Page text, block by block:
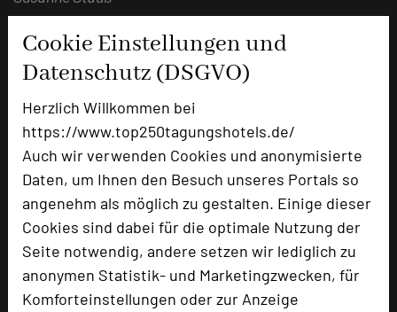
Cookie Einstellungen und
Datenschutz (DSGVO)
Herzlich Willkommen bei
https://www.top250tagungshotels.de/
Auch wir verwenden Cookies und anonymisierte
Daten, um Ihnen den Besuch unseres Portals so
angenehm als möglich zu gestalten. Einige dieser
Cookies sind dabei für die optimale Nutzung der
Seite notwendig, andere setzen wir lediglich zu
anonymen Statistik- und Marketingzwecken, für
Komforteinstellungen oder zur Anzeige
DEKRA Congresshotel & DEKRA Congress
Center Wart
Wildbader Straße 28
72213 Altensteig/Wart